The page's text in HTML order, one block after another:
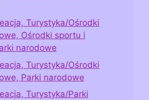
Turystyka/Ośrodki
Ośrodki sportu i
narodowe
Turystyka/Ośrodki
Parki narodowe
Turystyka/Parki